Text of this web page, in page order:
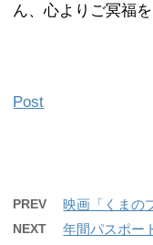
ん、心よりご冥福
Post
PREV 映画「くまの
NEXT 年間パスポー